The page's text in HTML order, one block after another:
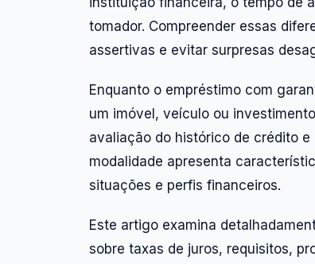
tomador. Compreender essas
assertivas e evitar surpresas
Enquanto o empréstimo com
um imóvel, veículo ou
avaliação do histórico de crédito
modalidade apresenta
situações e perfis financeiros.
Este artigo examina
sobre taxas de juros, requisitos,